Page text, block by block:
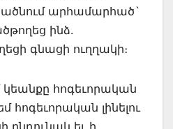
արհամարհած`
ինձ.
գնացի ուղղակի։
կեանքը հոգեւորական
եմ հոգեւորական լինելու
ընդունակ եւ ի